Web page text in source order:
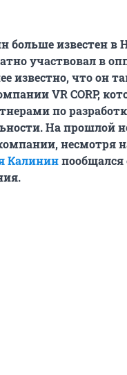
известен в
участвовал в
известно, что он
VRCORP,
по
На прошлой
несмотря
Калинин